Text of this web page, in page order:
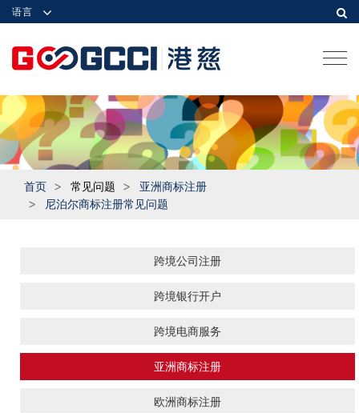
语言
首页 常见问题
亚洲商标注册
尼泊尔商标注册常见问题
跨境公司注册
跨境银行开户
跨境电商服务
亚洲商标注册
欧洲商标注册